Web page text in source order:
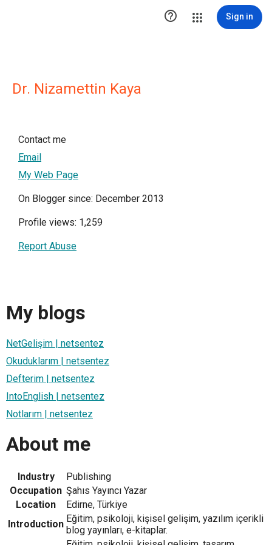
 Sign in
Dr. Nizamettin Kaya
Contact me
Email
My Web Page
On Blogger since: December 2013
Profile views: 1,259
Report Abuse
My blogs
NetGelişim | netsentez
Okuduklarım | netsentez
Defterim | netsentez
IntoEnglish | netsentez
Notlarım | netsentez
About me
Industry
Publishing
Occupation Şahıs Yayıncı Yazar
Location
Edirne, Türkiye
Introduction Eğitim, psikoloji, kişisel gelişim, yazılım içerikli
blog yayınları, e-kitaplar.